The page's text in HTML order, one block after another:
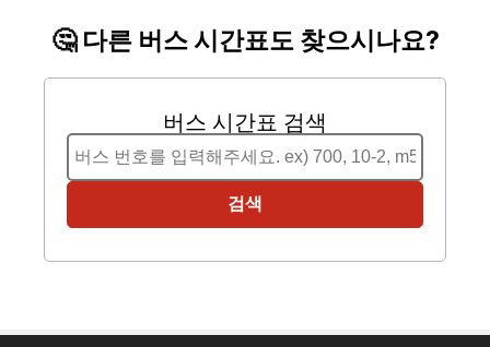
🤔 다른 버스 시간표도 찾으시나요?
버스 시간표 검색
검색